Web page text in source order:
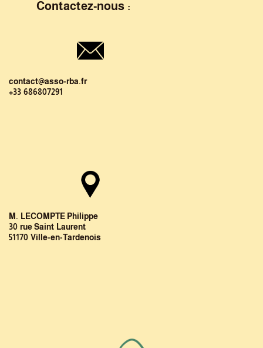
Contactez-nous :
contact@asso-rba.fr
+33 686807291
M. LECOMPTE Philippe
30 rue Saint Laurent
51170 Ville-en-Tardenois